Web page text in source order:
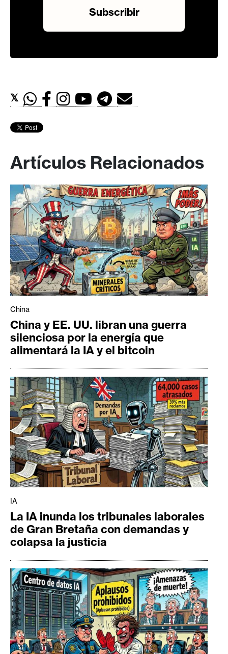
𝕏
Artículos Relacionados
China
China y EE. UU. libran una guerra
silenciosa por la energía que
alimentará la IA y el bitcoin
IA
La IA inunda los tribunales laborales
de Gran Bretaña con demandas y
colapsa la justicia